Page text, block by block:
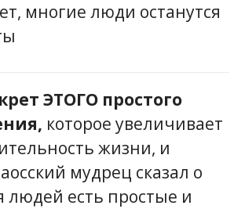
многие люди останутся
ЭТОГО простого
которое увеличивает
жизни, и
мудрец сказал о
людей есть простые и